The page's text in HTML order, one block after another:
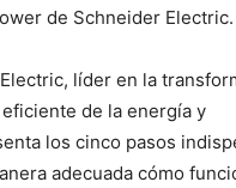
de Schneider Electric.
líder en la
de la energía y
los cinco pasos
adecuada cómo